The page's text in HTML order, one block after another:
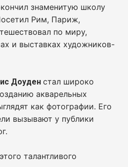
знаменитую школу
Рим, Париж,
по миру,
и выставках художников-
Доуден стал широко
акварельных
как фотографии. Его
вызывают у публики
талантливого